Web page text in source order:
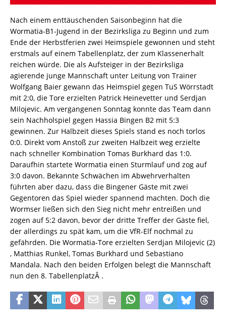
Nach einem enttäuschenden Saisonbeginn hat die
Wormatia-B1-Jugend in der Bezirksliga zu Beginn und zum
Ende der Herbstferien zwei Heimspiele gewonnen und steht
erstmals auf einem Tabellenplatz, der zum Klassenerhalt
reichen würde. Die als Aufsteiger in der Bezirksliga
agierende junge Mannschaft unter Leitung von Trainer
Wolfgang Baier gewann das Heimspiel gegen TuS Wörrstadt
mit 2:0, die Tore erzielten Patrick Heinevetter und Serdjan
Milojevic. Am vergangenen Sonntag konnte das Team dann
sein Nachholspiel gegen Hassia Bingen B2 mit 5:3
gewinnen. Zur Halbzeit dieses Spiels stand es noch torlos
0:0. Direkt vom Anstoß zur zweiten Halbzeit weg erzielte
nach schneller Kombination Tomas Burkhard das 1:0.
Daraufhin startete Wormatia einen Sturmlauf und zog auf
3:0 davon. Bekannte Schwächen im Abwehrverhalten
führten aber dazu, dass die Bingener Gäste mit zwei
Gegentoren das Spiel wieder spannend machten. Doch die
Wormser ließen sich den Sieg nicht mehr entreißen und
zogen auf 5:2 davon, bevor der dritte Treffer der Gäste fiel,
der allerdings zu spät kam, um die VfR-Elf nochmal zu
gefährden. Die Wormatia-Tore erzielten Serdjan Milojevic (2)
, Matthias Runkel, Tomas Burkhard und Sebastiano
Mandala. Nach den beiden Erfolgen belegt die Mannschaft
nun den 8. TabellenplatzÂ .